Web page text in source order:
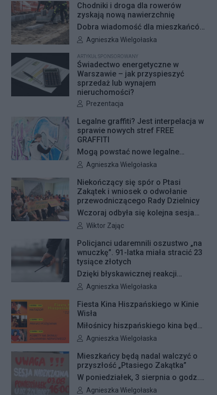
Chodniki i droga dla rowerów
zyskają nową nawierzchnię
Dobra wiadomość dla mieszkańców
Woli i Żoliborza. Zarząd Dróg
remonty infrastruktury dla pieszych
i rowerzystów. Oferty w
przetargach zostały już otwarte, a
jeśli wszystko przebiegnie zgodnie
z planem, nowe nawierzchnie
pojawią się jeszcze w tym roku.
Autor artykułu:
Agnieszka Wielgołaska
ARTYKUŁ SPONSOROWANY
Świadectwo energetyczne w
Warszawie – jak przyspieszyć
sprzedaż lub wynajem
nieruchomości?
Autor artykułu:
Prezentacja
Legalne graffiti? Jest interpelacja w
sprawie nowych stref FREE
GRAFFITI
Mogą powstać nowe legalne
miejsca do wykonywania graffiti.
interpelację, w której proponuje
wyznaczenie kolejnych stref FREE
GRAFFITI we współpracy z
Zarządem Dróg Miejskich.
Autor artykułu:
Agnieszka Wielgołaska
Niekończący się spór o Ptasi
Zakątek i wniosek o odwołanie
przewodniczącego Rady Dzielnicy
Wczoraj odbyła się kolejna sesja
poświęcona procedowaniu
Rady Dzielnicy Żoliborz w sprawie
zaniechania budowy zespołu
przedszkolno-żłobkowego przy ul.
Ficowskiego. Po blisko pięciu
przerwane. Ich kontynuację
zaplanowano na koniec sierpnia
Autor artykułu:
Wiktor Zając
Policjanci udaremnili oszustwo „na
wnuczkę”. 91-latka miała stracić 23
tysiące złotych
Dzięki błyskawicznej reakcji
kryminalnych 91-letnia mieszkanka
oszustów działających metodą „na
letniego mężczyznę w chwili, gdy
przyszedł odebrać przygotowane
przez seniorkę 23 tysiące złotych.
Mężczyzna usłyszał zarzut
usiłowania oszustwa i decyzją sądu
trafił na trzy miesiące do aresztu.
Autor artykułu:
Agnieszka Wielgołaska
Fiesta Kina Hiszpańskiego w Kinie
Wisła
Miłośnicy hiszpańskiego kina będą
mieli wyjątkową okazję, by
kultowe filmy Pedra Almodóvara. Od
4 do 6 sierpnia Kino Wisła zaprasza
na Fiestę Kina Hiszpańskiego.
Autor artykułu:
Agnieszka Wielgołaska
Mieszkańcy będą nadal walczyć o
przyszłość „Ptasiego Zakątka”
W poniedziałek, 3 sierpnia o godz.
16:00 odbędzie się nadzwyczajna
Autor artykułu:
Agnieszka Wielgołaska